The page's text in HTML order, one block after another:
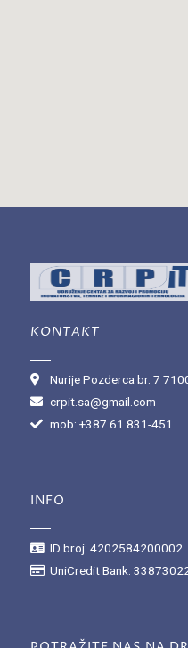
KONTAKT
Nurije Pozderca br. 7
crpit.sa@gmail.com
mob: +387 61 831-451
INFO
ID broj: 4202584200002
UniCredit Bank: